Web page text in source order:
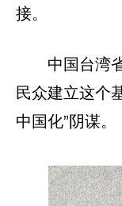
接。
中国台湾
民众建立这个
中国化”阴谋。